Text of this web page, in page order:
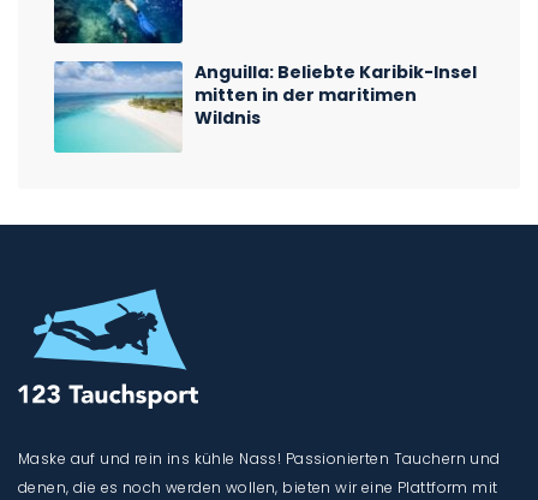
Anguilla: Beliebte Karibik-Insel
mitten in der maritimen
Wildnis
Maske auf und rein ins kühle Nass! Passionierten Tauchern und
denen, die es noch werden wollen, bieten wir eine Plattform mit